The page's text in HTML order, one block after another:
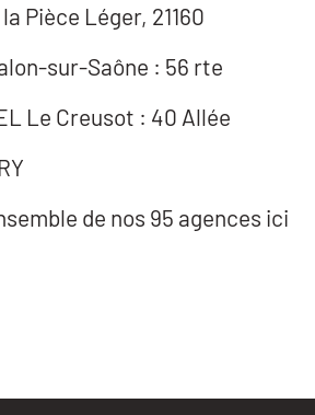
Pièce Léger, 21160
sur-Saône : 56 rte
Le Creusot : 40 Allée
de nos 95 agences ici